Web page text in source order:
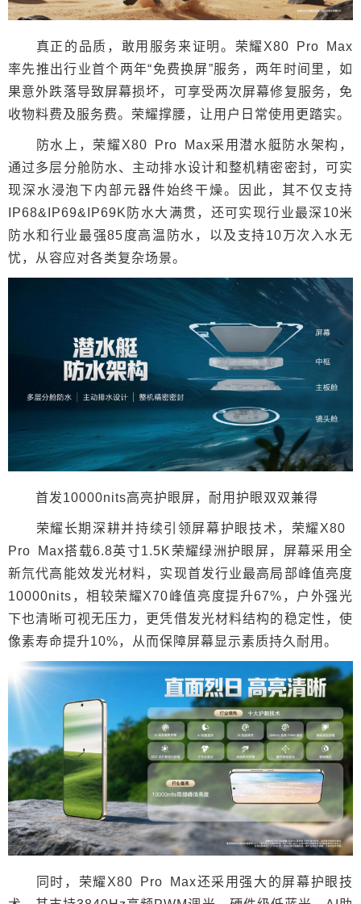
真正的品质，敢用服务来证明。荣耀X80 Pro Max
率先推出行业首个两年“免费换屏”服务，两年时间里，如
果意外跌落导致屏幕损坏，可享受两次屏幕修复服务，免
收物料费及服务费。荣耀撑腰，让用户日常使用更踏实。
防水上，荣耀X80 Pro Max采用潜水艇防水架构，
通过多层分舱防水、主动排水设计和整机精密密封，可实
现深水浸泡下内部元器件始终干燥。因此，其不仅支持
IP68&IP69&IP69K防水大满贯，还可实现行业最深10米
防水和行业最强85度高温防水，以及支持10万次入水无
忧，从容应对各类复杂场景。
首发10000nits高亮护眼屏，耐用护眼双双兼得
荣耀长期深耕并持续引领屏幕护眼技术，荣耀X80
Pro Max搭载6.8英寸1.5K荣耀绿洲护眼屏，屏幕采用全
新氘代高能效发光材料，实现首发行业最高局部峰值亮度
10000nits，相较荣耀X70峰值亮度提升67%，户外强光
下也清晰可视无压力，更凭借发光材料结构的稳定性，使
像素寿命提升10%，从而保障屏幕显示素质持久耐用。
同时，荣耀X80 Pro Max还采用强大的屏幕护眼技